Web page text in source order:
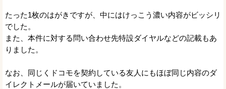
たった1枚のはがきですが、中にはけっこう濃い内容がビッシリ
でした。
また、本件に対する問い合わせ先特設ダイヤルなどの記載もあ
りました。
なお、同じくドコモを契約している友人にもほぼ同じ内容のダ
イレクトメールが届いていました。